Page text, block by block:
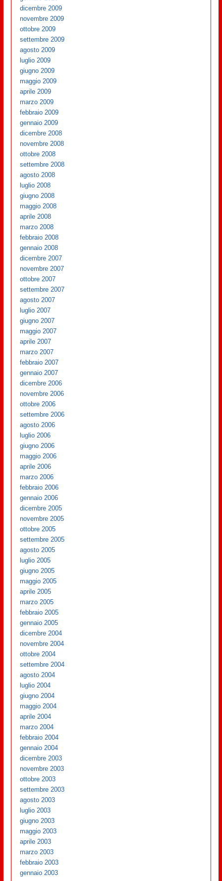
dicembre 2009
novembre 2009
ottobre 2009
settembre 2009
agosto 2009
luglio 2009
giugno 2009
maggio 2009
aprile 2009
marzo 2009
febbraio 2009
gennaio 2009
dicembre 2008
novembre 2008
ottobre 2008
settembre 2008
agosto 2008
luglio 2008
giugno 2008
maggio 2008
aprile 2008
marzo 2008
febbraio 2008
gennaio 2008
dicembre 2007
novembre 2007
ottobre 2007
settembre 2007
agosto 2007
luglio 2007
giugno 2007
maggio 2007
aprile 2007
marzo 2007
febbraio 2007
gennaio 2007
dicembre 2006
novembre 2006
ottobre 2006
settembre 2006
agosto 2006
luglio 2006
giugno 2006
maggio 2006
aprile 2006
marzo 2006
febbraio 2006
gennaio 2006
dicembre 2005
novembre 2005
ottobre 2005
settembre 2005
agosto 2005
luglio 2005
giugno 2005
maggio 2005
aprile 2005
marzo 2005
febbraio 2005
gennaio 2005
dicembre 2004
novembre 2004
ottobre 2004
settembre 2004
agosto 2004
luglio 2004
giugno 2004
maggio 2004
aprile 2004
marzo 2004
febbraio 2004
gennaio 2004
dicembre 2003
novembre 2003
ottobre 2003
settembre 2003
agosto 2003
luglio 2003
giugno 2003
maggio 2003
aprile 2003
marzo 2003
febbraio 2003
gennaio 2003